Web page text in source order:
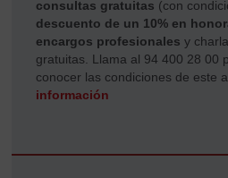
consultas gratuitas (con
descuento de un 10% en
encargos profesionales y
gratuitas. Llama al 94 400 28 00
conocer las condiciones de este
información